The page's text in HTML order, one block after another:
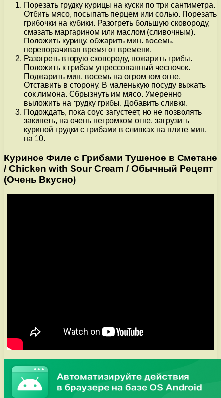
Порезать грудку курицы на куски по три сантиметра.
Отбить мясо, посыпать перцем или солью. Порезать
грибочки на кубики. Разогреть большую сковороду,
смазать маргарином или маслом (сливочным).
Положить курицу, обжарить мин. восемь,
переворачивая время от времени.
Разогреть вторую сковороду, пожарить грибы.
Положить к грибам упрессованный чесночок.
Поджарить мин. восемь на огромном огне.
Отставить в сторону. В маленькую посуду выжать
сок лимона. Сбрызнуть им мясо. Умеренно
выложить на грудку грибы. Добавить сливки.
Подождать, пока соус загустеет, но не позволять
закипеть, на очень негромком огне. загрузить
куриной грудки с грибами в сливках на плите мин.
на 10.
Куриное Филе с Грибами Тушеное в Сметане
/ Chicken with Sour Cream / Обычный Рецепт
(Очень Вкусно)